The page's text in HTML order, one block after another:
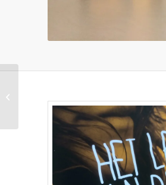
signeert portret